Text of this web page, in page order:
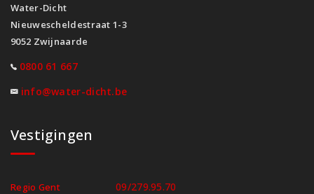
Water-Dicht
Nieuwescheldestraat 1-3
9052 Zwijnaarde
0800 61 667
info@water-dicht.be
Vestigingen
Regio Gent 09/279.95.70